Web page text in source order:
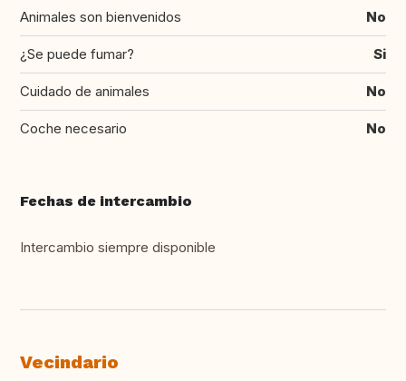
Animales son bienvenidos No
¿Se puede fumar? Si
Cuidado de animales No
Coche necesario No
Fechas de intercambio
Intercambio siempre disponible
Vecindario